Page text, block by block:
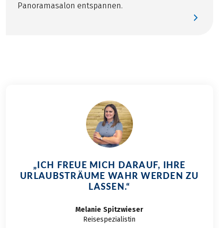
Panoramasalon entspannen.
„ICH FREUE MICH DARAUF, IHRE
URLAUBSTRÄUME WAHR WERDEN ZU
LASSEN.“
Melanie Spitzwieser
Reisespezialistin